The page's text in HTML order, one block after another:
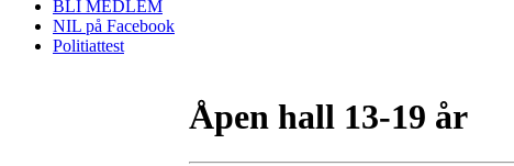
BLI MEDLEM
NIL på Facebook
Politiattest
Åpen hall 13-19 år